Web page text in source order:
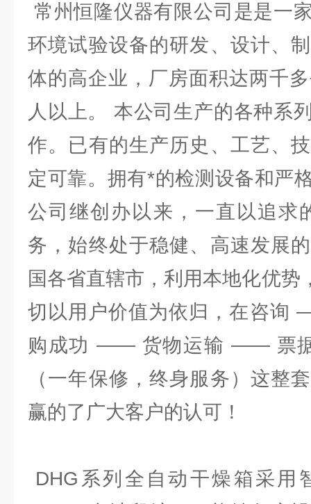
常州恒隆仪器有限公司是是一
环境试验设备的研发、设计、
体的高企业，厂房面积达两千
人以上。 本公司生产的各种系
作。已有的生产历史、工艺、
定可靠。拥有*的检测设备和严
公司继创办以来，一直以追求
务，始终处于稳健、高速发展
国各省直辖市，利用本地化优势
切以用户价值为依归，在咨
购成功 —— 货物运输 —— 票
（一年保修，终身服务）这整
赢的了广大客户的认可！
DHG系列全自动干燥箱采用